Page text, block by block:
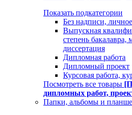
Показать подкатегории
Без надписи,
Выпускная
степень бакалавра,
диссертация
Дипломная работа
Дипломный проект
Курсовая работа,
Посмотреть все товары
дипломных работ,
Папки, альбомы и